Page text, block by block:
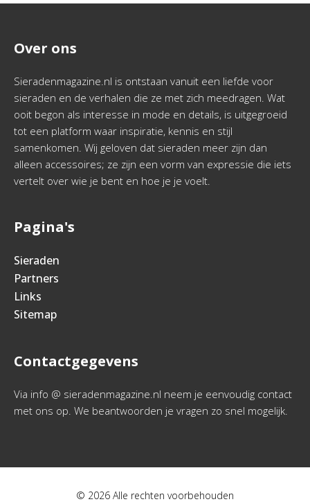
Over ons
Sieradenmagazine.nl is ontstaan vanuit een liefde voor
sieraden en de verhalen die ze met zich meedragen. Wat
ooit begon als interesse in mode en details, is uitgegroeid
tot een platform waar inspiratie, kennis en stijl
samenkomen. Wij geloven dat sieraden meer zijn dan
alleen accessoires; ze zijn een vorm van expressie die iets
vertelt over wie je bent en hoe je je voelt.
Pagina's
Sieraden
Partners
Links
Sitemap
Contactgegevens
Via info @ sieradenmagazine.nl neem je eenvoudig contact
met ons op. We beantwoorden je vragen zo snel mogelijk.
© 2026 Alle rechten voorbehouden